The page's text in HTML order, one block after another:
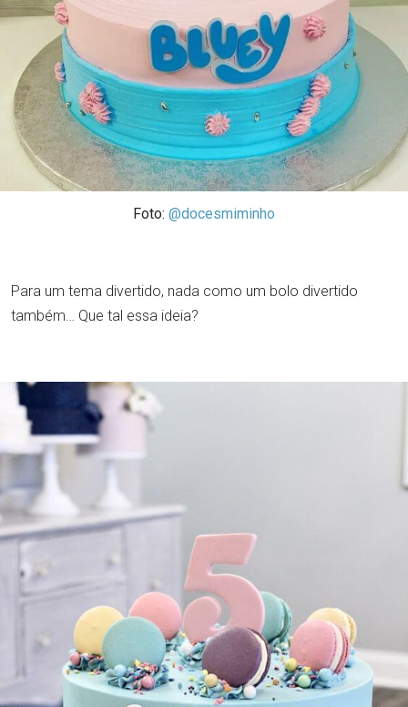
Foto: @docesmiminho
Para um tema divertido, nada como um bolo divertido
também… Que tal essa ideia?